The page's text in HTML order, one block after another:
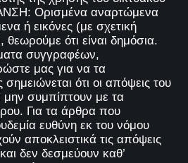
Ορισμένα αναρτώμενα
ή εικόνες (με σχετική
ότι είναι δημόσια.
συγγραφέων,
μας για να τα
ότι οι απόψεις του
μην συμπίπτουν με τα
Για τα άρθρα που
ευθύνη εκ του νόμου
αποκλειστικά τις απόψεις
δεν δεσμεύουν καθ’